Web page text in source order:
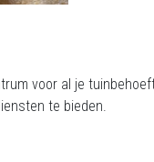
voor al je
te bieden.